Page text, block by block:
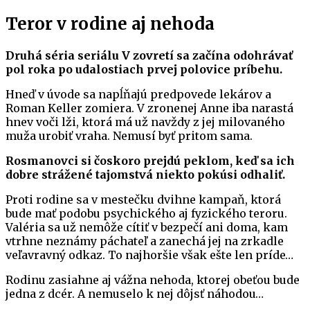
Teror v rodine aj nehoda
Druhá séria seriálu V zovretí sa začína odohrávať
pol roka po udalostiach prvej polovice príbehu.
Hneď v úvode sa napĺňajú predpovede lekárov a
Roman Keller zomiera. V zronenej Anne iba narastá
hnev voči lži, ktorá má už navždy z jej milovaného
muža urobiť vraha. Nemusí byť pritom sama.
Rosmanovci si čoskoro prejdú peklom, keď sa ich
dobre strážené tajomstvá niekto pokúsi odhaliť.
Proti rodine sa v mestečku dvihne kampaň, ktorá
bude mať podobu psychického aj fyzického teroru.
Valéria sa už nemôže cítiť v bezpečí ani doma, kam
vtrhne neznámy páchateľ a zanechá jej na zrkadle
veľavravný odkaz. To najhoršie však ešte len príde…
Rodinu zasiahne aj vážna nehoda, ktorej obeťou bude
jedna z dcér. A nemuselo k nej dôjsť náhodou…